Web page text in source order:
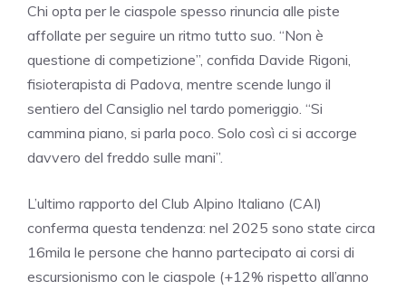
Chi opta per le ciaspole spesso rinuncia alle piste
affollate per seguire un ritmo tutto suo. “Non è
questione di competizione”, confida Davide Rigoni,
fisioterapista di Padova, mentre scende lungo il
sentiero del Cansiglio nel tardo pomeriggio. “Si
cammina piano, si parla poco. Solo così ci si accorge
davvero del freddo sulle mani”.
L’ultimo rapporto del Club Alpino Italiano (CAI)
conferma questa tendenza: nel 2025 sono state circa
16mila le persone che hanno partecipato ai corsi di
escursionismo con le ciaspole (+12% rispetto all’anno